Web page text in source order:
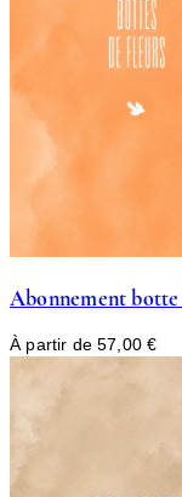
Abonnement
À partir de57,00€